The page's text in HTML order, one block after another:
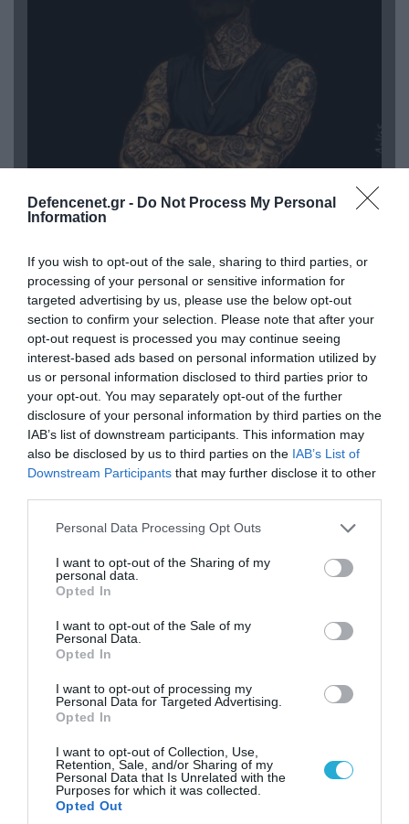
Defencenet.gr - Do Not Process My Personal
Information
If you wish to opt-out of the sale, sharing to third parties, or
processing of your personal or sensitive information for
targeted advertising by us, please use the below opt-out
section to confirm your selection. Please note that after your
opt-out request is processed you may continue seeing
interest-based ads based on personal information utilized by
us or personal information disclosed to third parties prior to
your opt-out. You may separately opt-out of the further
disclosure of your personal information by third parties on the
IAB’s list of downstream participants. This information may
also be disclosed by us to third parties on the IAB’s List of
Downstream Participants that may further disclose it to other
Please note that this website/app uses one or more Google
not limited to your visit or usage behaviour. You may click to
grant or deny consent to Google and its third-party tags to
use your data for below specified purposes in below Google
consent section.
Personal Data Processing Opt Outs
I want to opt-out of the Sharing of my
personal data.
Opted In
I want to opt-out of the Sale of my
Personal Data.
Opted In
I want to opt-out of processing my
Personal Data for Targeted Advertising.
Opted In
I want to opt-out of Collection, Use,
Retention, Sale, and/or Sharing of my
Personal Data that Is Unrelated with the
Purposes for which it was collected.
Opted Out
«Η απόλυτη τραγωδία»: Η «αιχμηρή» ανάρτηση
07.08.2026 | 20:02
Ο Γιάννης Αλαφούζος «τέλειωσε» τον
Κωνσταντίνο Ζούλα από τον ΣΚΑΪ – Ο λόγος της
απομάκρυνσής του